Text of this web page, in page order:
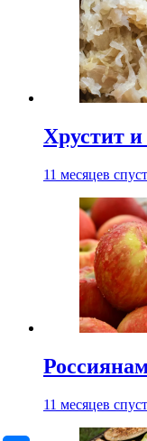
Хрустит
11 месяцев
11 месяцев